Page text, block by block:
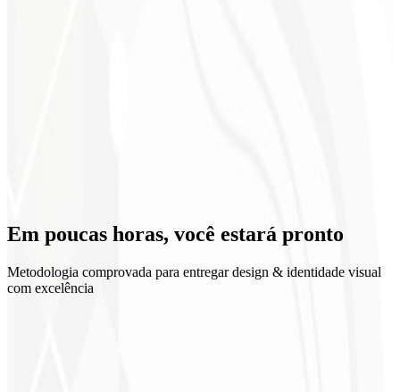
Retorno sobre o investimento
Em poucas horas, você estará pronto
Metodologia comprovada para entregar design & identidade visual
com excelência